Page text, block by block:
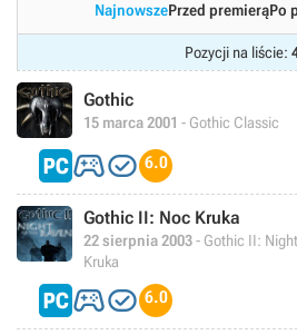
NajnowszePrzed premierąPo
Pozycji na liście:
Gothic
15 marca 2001 - Gothic Classic
 6.0
Gothic II: Noc Kruka
22 sierpnia 2003- Gothic II:
Kruka
 6.0